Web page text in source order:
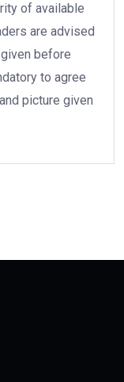
of available
are advised
before
to agree
picture given